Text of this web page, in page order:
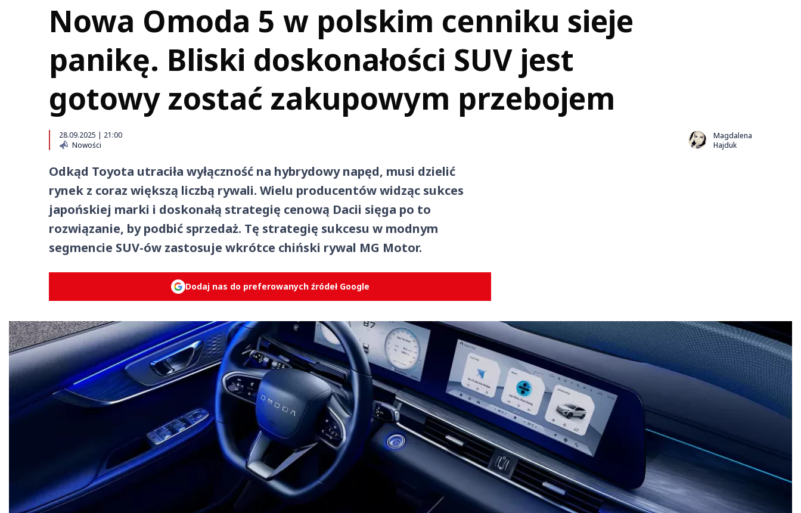
Nowa Omoda 5 w polskim cenniku sieje
panikę. Bliski doskonałości SUV jest
gotowy zostać zakupowym przebojem
28.09.2025 | 21:00
Nowości
Magdalena
Hajduk
Odkąd Toyota utraciła wyłączność na hybrydowy napęd, musi dzielić
rynek z coraz większą liczbą rywali. Wielu producentów widząc sukces
japońskiej marki i doskonałą strategię cenową Dacii sięga po to
rozwiązanie, by podbić sprzedaż. Tę strategię sukcesu w modnym
segmencie SUV-ów zastosuje wkrótce chiński rywal MG Motor.
Dodaj nas do preferowanych źródeł Google